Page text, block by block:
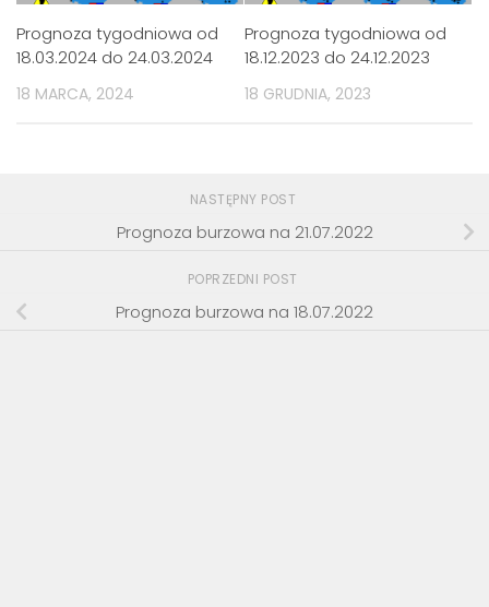
Prognoza tygodniowa od
18.03.2024 do 24.03.2024
18 MARCA, 2024
Prognoza tygodniowa od
18.12.2023 do 24.12.2023
18 GRUDNIA, 2023
NASTĘPNY POST
Prognoza burzowa na 21.07.2022
POPRZEDNI POST
Prognoza burzowa na 18.07.2022